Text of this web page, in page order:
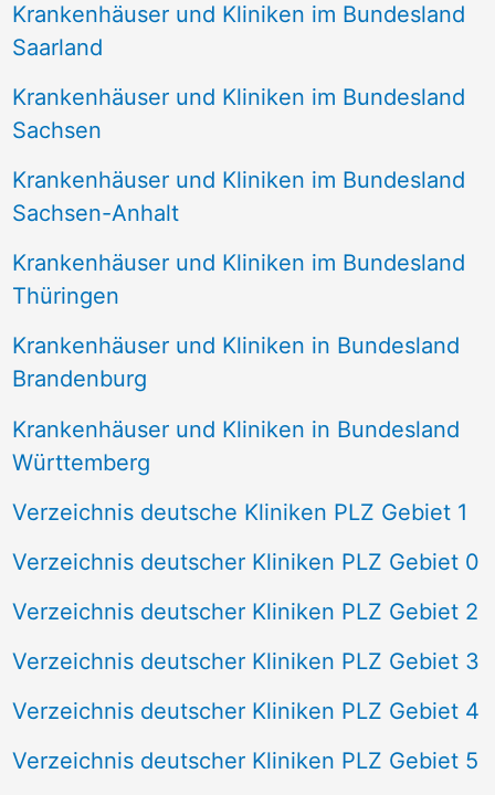
Krankenhäuser und Kliniken im Bundesland
Saarland
Krankenhäuser und Kliniken im Bundesland
Sachsen
Krankenhäuser und Kliniken im Bundesland
Sachsen-Anhalt
Krankenhäuser und Kliniken im Bundesland
Thüringen
Krankenhäuser und Kliniken in Bundesland
Brandenburg
Krankenhäuser und Kliniken in Bundesland
Württemberg
Verzeichnis deutsche Kliniken PLZ Gebiet 1
Verzeichnis deutscher Kliniken PLZ Gebiet 0
Verzeichnis deutscher Kliniken PLZ Gebiet 2
Verzeichnis deutscher Kliniken PLZ Gebiet 3
Verzeichnis deutscher Kliniken PLZ Gebiet 4
Verzeichnis deutscher Kliniken PLZ Gebiet 5